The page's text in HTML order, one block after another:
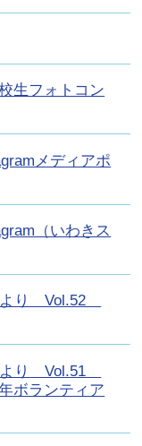
生フォトコン
メディアポ
（いわきス
より Vol.52
より Vol.51
ボランティア